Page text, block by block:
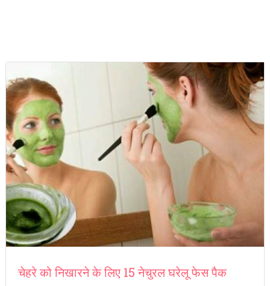
चेहरे को निखारने के लिए 15 नेचुरल घरेलू फेस पैक